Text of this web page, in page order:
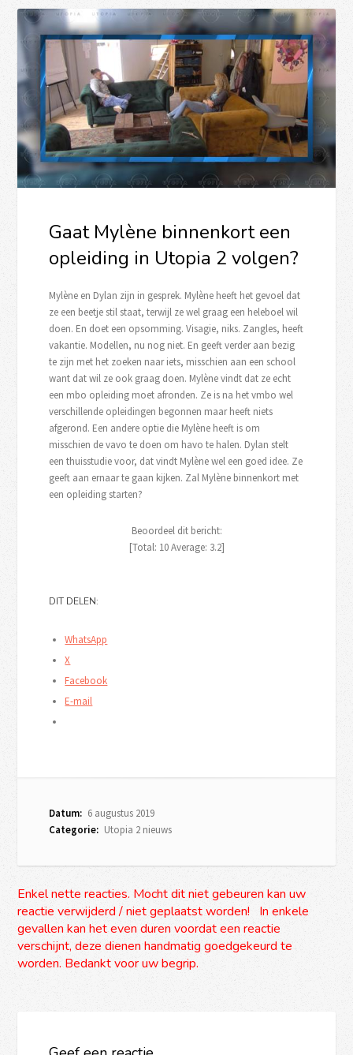
Gaat Mylène binnenkort een
opleiding in Utopia 2 volgen?
Mylène en Dylan zijn in gesprek. Mylène heeft het gevoel dat
ze een beetje stil staat, terwijl ze wel graag een heleboel wil
doen. En doet een opsomming. Visagie, niks. Zangles, heeft
vakantie. Modellen, nu nog niet. En geeft verder aan bezig
te zijn met het zoeken naar iets, misschien aan een school
want dat wil ze ook graag doen. Mylène vindt dat ze echt
een mbo opleiding moet afronden. Ze is na het vmbo wel
verschillende opleidingen begonnen maar heeft niets
afgerond. Een andere optie die Mylène heeft is om
misschien de vavo te doen om havo te halen. Dylan stelt
een thuisstudie voor, dat vindt Mylène wel een goed idee. Ze
geeft aan ernaar te gaan kijken. Zal Mylène binnenkort met
een opleiding starten?
Beoordeel dit bericht:
[Total: 10Average: 3.2]
DIT DELEN:
WhatsApp
X
Facebook
E-mail
Datum: 6 augustus 2019
Categorie: Utopia 2 nieuws
Enkel nette reacties. Mocht dit niet gebeuren kan uw
reactie verwijderd / niet geplaatst worden! In enkele
gevallen kan het even duren voordat een reactie
verschijnt, deze dienen handmatig goedgekeurd te
worden. Bedankt voor uw begrip.